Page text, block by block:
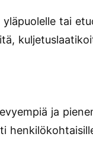
yläpuolelle tai
ja